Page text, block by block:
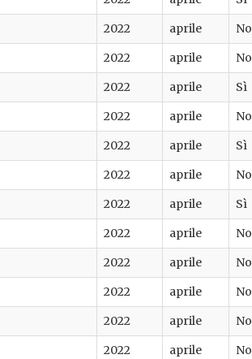
2022 aprile No
2022 aprile No
2022 aprile Sì
2022 aprile No
2022 aprile Sì
2022 aprile No
2022 aprile Sì
2022 aprile No
2022 aprile No
2022 aprile No
2022 aprile No
2022 aprile No